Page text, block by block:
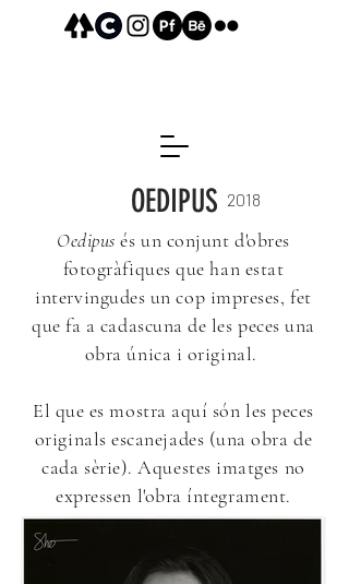
OEDIPUS 2018
Oedipus és un conjunt d'obres
fotogràfiques que han estat
intervingudes un cop impreses, fet
que fa a cadascuna de les peces una
obra única i original.
El que es mostra aquí són les peces
originals escanejades (una obra de
cada sèrie). Aquestes imatges no
expressen l'obra íntegrament.